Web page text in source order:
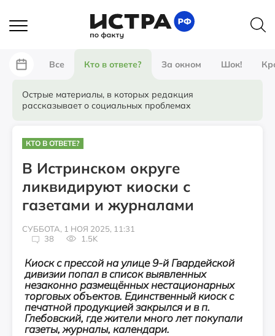
Все Кто в ответе? За окном Шок!
Острые материалы, в которых редакция
рассказывает о социальных проблемах
КТО В ОТВЕТЕ?
В Истринском округе
ликвидируют киоски с
газетами и журналами
СУББОТА, 1 НОЯ 2025, 11:31
38
1.5K
Киоск с прессой на улице 9-й Гвардейской
дивизии попал в список выявленных
незаконно размещённых нестационарных
торговых объектов. Единственный киоск с
печатной продукцией закрылся и в п.
Глебовский, где жители много лет покупали
газеты, журналы, календари.